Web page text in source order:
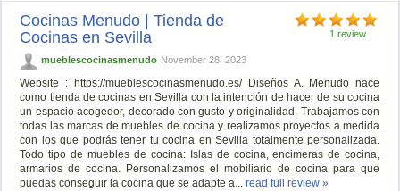
1 review
Cocinas Menudo | Tienda de
Cocinas en Sevilla
mueblescocinasmenudo November 28, 2023
Website : https://mueblescocinasmenudo.es/ Diseños A. Menudo nace
como tienda de cocinas en Sevilla con la intención de hacer de su cocina
un espacio acogedor, decorado con gusto y originalidad. Trabajamos con
todas las marcas de muebles de cocina y realizamos proyectos a medida
con los que podrás tener tu cocina en Sevilla totalmente personalizada.
Todo tipo de muebles de cocina: Islas de cocina, encimeras de cocina,
armarios de cocina. Personalizamos el mobiliario de cocina para que
puedas conseguir la cocina que se adapte a...read full review »